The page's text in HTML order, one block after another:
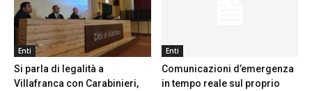
Enti
Si parla di legalità a
Villafranca con Carabinieri,
Enti
Comunicazioni d’emergenza
in tempo reale sul proprio